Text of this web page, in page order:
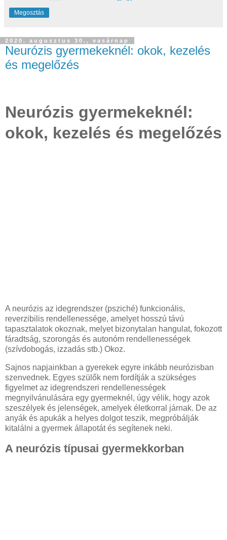
Megosztás
2020. augusztus 30., vasárnap
Neurózis gyermekeknél: okok, kezelés
és megelőzés
Neurózis gyermekeknél:
okok, kezelés és megelőzés
A neurózis az idegrendszer (psziché) funkcionális,
reverzibilis rendellenessége, amelyet hosszú távú
tapasztalatok okoznak, melyet bizonytalan hangulat, fokozott
fáradtság, szorongás és autonóm rendellenességek
(szívdobogás, izzadás stb.) Okoz.
Sajnos napjainkban a gyerekek egyre inkább neurózisban
szenvednek. Egyes szülők nem fordítják a szükséges
figyelmet az idegrendszeri rendellenességek
megnyilvánulására egy gyermeknél, úgy vélik, hogy azok
szeszélyek és jelenségek, amelyek életkorral járnak. De az
anyák és apukák a helyes dolgot teszik, megpróbálják
kitalálni a gyermek állapotát és segítenek neki.
A neurózis típusai gyermekkorban